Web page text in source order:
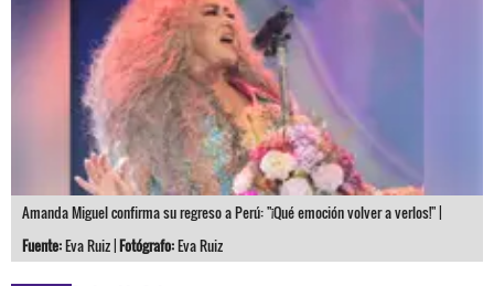
Amanda Miguel confirma su regreso a Perú: "¡Qué emoción volver a verlos!" |
Fuente:Eva Ruiz |Fotógrafo:Eva Ruiz